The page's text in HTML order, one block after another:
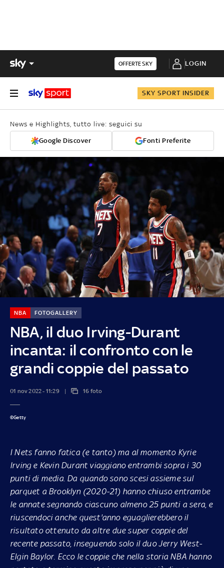
OFFERTE SKY LOGIN
SKY SPORT INSIDER
News e Highlights, tutto live: seguici su
Google Discover Fonti Preferite
NBA, il duo Irving-Durant
incanta: il confronto con le
grandi coppie del passato
NBA FOTOGALLERY
01 nov 2022 - 11:29 16 foto
©Getty
I Nets fanno fatica (e tanto) ma al momento Kyrie
Irving e Kevin Durant viaggiano entrambi sopra i 30
punti di media. Da quando sono scesi assieme sul
parquet a Brooklyn (2020-21) hanno chiuso entrambe
le annate segnando ciascuno almeno 25 punti a sera, e
riuscendoci anche quest'anno eguaglierebbero il
risultato ottenuto da altre due super coppie del
recente passato, inseguendo solo il duo Jerry West-
Elgin Baylor. Ecco le coppie che nella storia NBA hanno